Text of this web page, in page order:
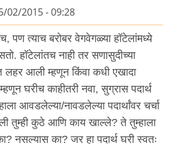
02/2015 - 09:28
त्याच बरोबर वेगवेगळ्या हॉटेलांमध्ये
हॉटेलांतच नाही तर सणासुदीच्या
लहर आली म्हणून किंवा कधी एखादा
घरीच काहीतरी नवा, सुग्रास पदार्थ
आवडलेल्या/नावडलेल्या पदार्थांवर चर्चा
तुम्ही कुठे आणि काय खाल्ले? ते तुम्हाला
नसल्यास का? जर हा पदार्थ घरी स्वतः